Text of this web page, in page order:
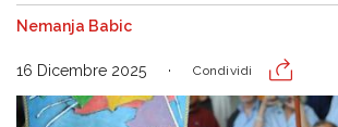
Nemanja Babic
16 Dicembre 2025 Condividi